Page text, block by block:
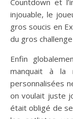
Countdown et
injouable, le
gros soucis en
du gros
Enfin
manquait à la
personnalisées
on voulait juste
était obligé de